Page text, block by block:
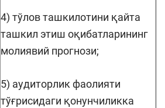
4) тўлов ташкилотини қайта
ташкил этиш оқибатларининг
молиявий прогнози;
5) аудиторлик фаолияти
тўғрисидаги қонунчиликка